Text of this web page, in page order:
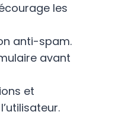
les
anti-spam.
avant
et